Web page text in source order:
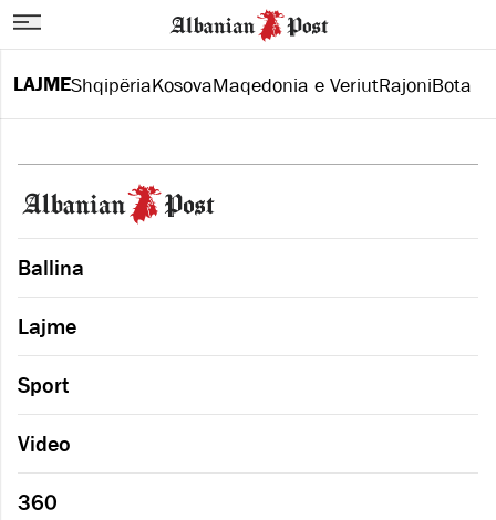
LAJMEShqipëriaKosovaMaqedonia e VeriutRajoniBota
Ballina
Lajme
Sport
Video
360